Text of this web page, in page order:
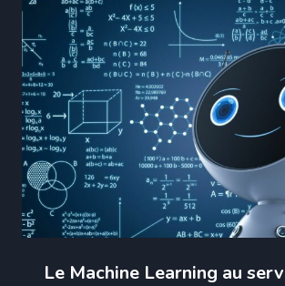
Le Machine Learning au